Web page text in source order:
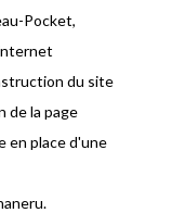
Pocket,
du site
de la page
en place d'une